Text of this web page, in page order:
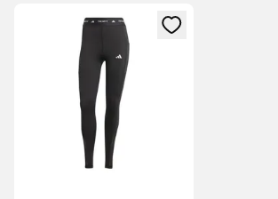
Megnyit egy modált a